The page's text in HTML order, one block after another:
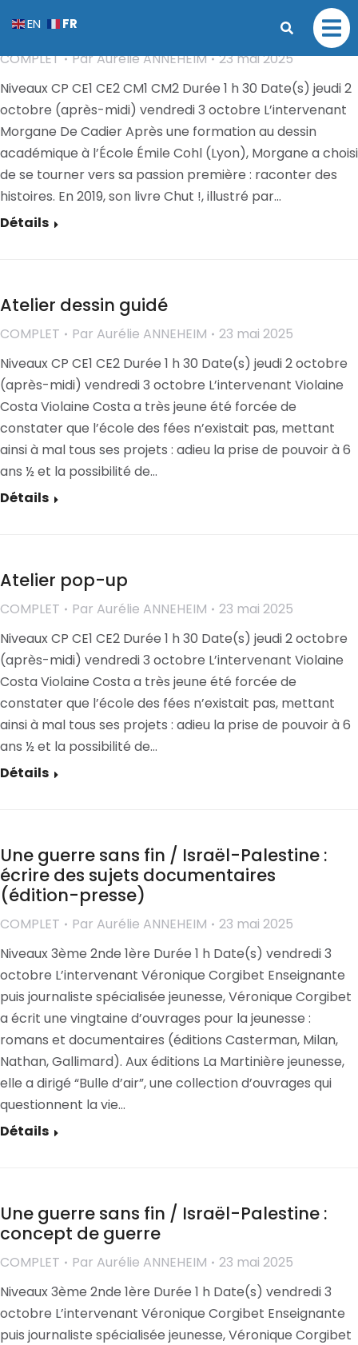
Atelier d’illustration : Melba en papier
découpé !
COMPLET ParAurélie ANNEHEIM
23 mai 2025
Niveaux CP CE1 CE2 CM1 CM2 Durée 1 h 30 Date(s) jeudi 2
octobre (après-midi) vendredi 3 octobre L’intervenant
Morgane De Cadier Après une formation au dessin
académique à l’École Émile Cohl (Lyon), Morgane a choisi
de se tourner vers sa passion première : raconter des
histoires. En 2019, son livre Chut !, illustré par…
Détails
Atelier dessin guidé
COMPLET Par Aurélie ANNEHEIM
23 mai 2025
Niveaux CP CE1 CE2 Durée 1 h 30 Date(s) jeudi 2 octobre
(après-midi) vendredi 3 octobre L’intervenant Violaine
Costa Violaine Costa a très jeune été forcée de
constater que l’école des fées n’existait pas, mettant
ainsi à mal tous ses projets : adieu la prise de pouvoir à 6
ans ½ et la possibilité de…
Détails
Atelier pop-up
COMPLET Par Aurélie ANNEHEIM
23 mai 2025
Niveaux CP CE1 CE2 Durée 1 h 30 Date(s) jeudi 2 octobre
(après-midi) vendredi 3 octobre L’intervenant Violaine
Costa Violaine Costa a très jeune été forcée de
constater que l’école des fées n’existait pas, mettant
ainsi à mal tous ses projets : adieu la prise de pouvoir à 6
ans ½ et la possibilité de…
Détails
Une guerre sans fin / Israël-Palestine :
écrire des sujets documentaires
(édition-presse)
COMPLET Par Aurélie ANNEHEIM
23 mai 2025
Niveaux 3ème 2nde 1ère Durée 1 h Date(s) vendredi 3
octobre L’intervenant Véronique Corgibet Enseignante
puis journaliste spécialisée jeunesse, Véronique Corgibet
a écrit une vingtaine d’ouvrages pour la jeunesse :
romans et documentaires (éditions Casterman, Milan,
Nathan, Gallimard). Aux éditions La Martinière jeunesse,
elle a dirigé “Bulle d’air”, une collection d’ouvrages qui
questionnent la vie…
Détails
Une guerre sans fin / Israël-Palestine :
concept de guerre
COMPLET Par Aurélie ANNEHEIM
23 mai 2025
Niveaux 3ème 2nde 1ère Durée 1 h Date(s) vendredi 3
octobre L’intervenant Véronique Corgibet Enseignante
puis journaliste spécialisée jeunesse, Véronique Corgibet
EN FR